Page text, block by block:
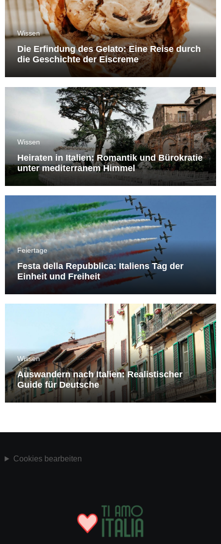
Wissen
Die Erfindung des Gelato: Eine Reise durch
die Geschichte der Eiscreme
Wissen
Heiraten in Italien: Romantik und Bürokratie
unter mediterranem Himmel
Feiertage
Festa della Repubblica: Italiens Tag der
Einheit und Freiheit
Wissen
Auswandern nach Italien: Realistischer
Guide für Deutsche
Cookies bearbeiten